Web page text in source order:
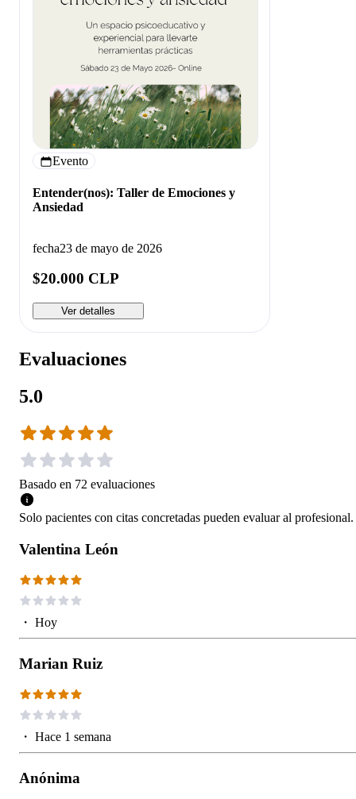
Evento
Entender(nos): Taller de Emociones y
Ansiedad
fecha23 de mayo de 2026
$20.000 CLP
Ver detalles
Evaluaciones
5.0
Basado en 72 evaluaciones
Solo pacientes con citas concretadas pueden evaluar al profesional.
Valentina León
・ Hoy
Marian Ruiz
・ Hace 1 semana
Anónima